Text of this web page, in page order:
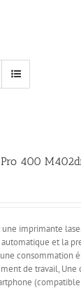
400
une imprimante
et la
une
de travail,